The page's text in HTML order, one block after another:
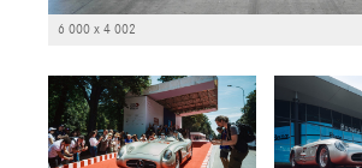
6 000 x 4 002